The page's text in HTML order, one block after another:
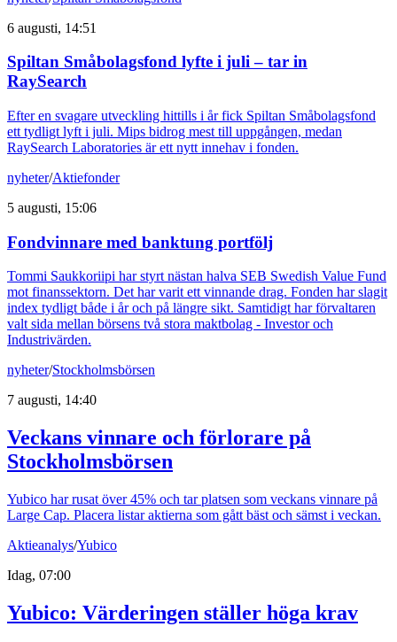
6 augusti, 14:51
Spiltan Småbolagsfond lyfte i juli – tar in
RaySearch
Efter en svagare utveckling hittills i år fick Spiltan Småbolagsfond
ett tydligt lyft i juli. Mips bidrog mest till uppgången, medan
RaySearch Laboratories är ett nytt innehav i fonden.
nyheter/Aktiefonder
5 augusti, 15:06
Fondvinnare med banktung portfölj
Tommi Saukkoriipi har styrt nästan halva SEB Swedish Value Fund
mot finanssektorn. Det har varit ett vinnande drag. Fonden har slagit
index tydligt både i år och på längre sikt. Samtidigt har förvaltaren
valt sida mellan börsens två stora maktbolag - Investor och
Industrivärden.
nyheter/Stockholmsbörsen
7 augusti, 14:40
Veckans vinnare och förlorare på
Stockholmsbörsen
Yubico har rusat över 45% och tar platsen som veckans vinnare på
Large Cap. Placera listar aktierna som gått bäst och sämst i veckan.
Aktieanalys/Yubico
Idag, 07:00
Yubico: Värderingen ställer höga krav